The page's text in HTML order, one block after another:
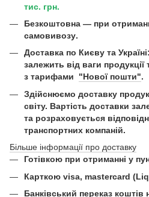
тис. грн.
Безкоштовна — при
самовивозу.
Доставка по Києву та Україні:
залежить від ваги продукції
з тарифами "Нової пошти".
Здійснюємо доставку
світу. Вартість доставки
та розраховується
транспортних компаній.
Більше інформації про доставку
Готівкою при отриманні у
Карткою visa, mastercard
Банківський переказ